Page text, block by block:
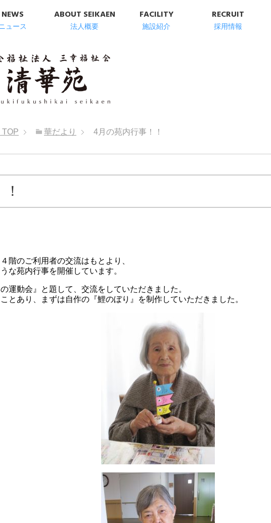
NEWS
ュース
ABOUT SEIKAEN
法人概要
FACILITY
施設紹介
RECRUIT
採用情報
TOP 華だより 4月の苑内行事！！
階のご利用者の交流はもとより、
な苑内行事を開催しています。
運動会』と題して、交流をしていただきました。
とあり、まずは自作の『鯉のぼり』を制作していただきました。